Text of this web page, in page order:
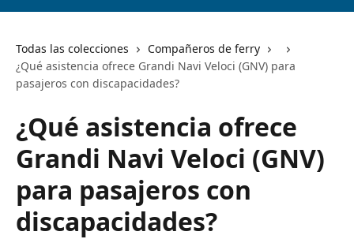
Todas las colecciones
Compañeros de ferry
¿Qué asistencia ofrece Grandi Navi Veloci (GNV) para
pasajeros con discapacidades?
¿Qué asistencia ofrece
Grandi Navi Veloci (GNV)
para pasajeros con
discapacidades?